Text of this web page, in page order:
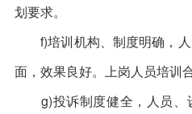
划要求。
f)培训机构、制度明确，人
面，效果良好。上岗人员培训
g)投诉制度健全，人员、